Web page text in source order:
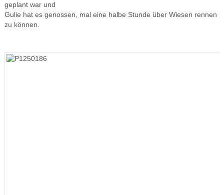
geplant war und
Gulie hat es genossen, mal eine halbe Stunde über Wiesen rennen
zu können.